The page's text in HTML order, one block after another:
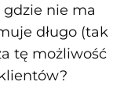
gdzie nie ma
długo (tak
tę możliwość